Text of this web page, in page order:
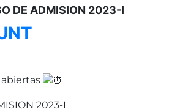
DE ADMISION 2023-I
2023-I